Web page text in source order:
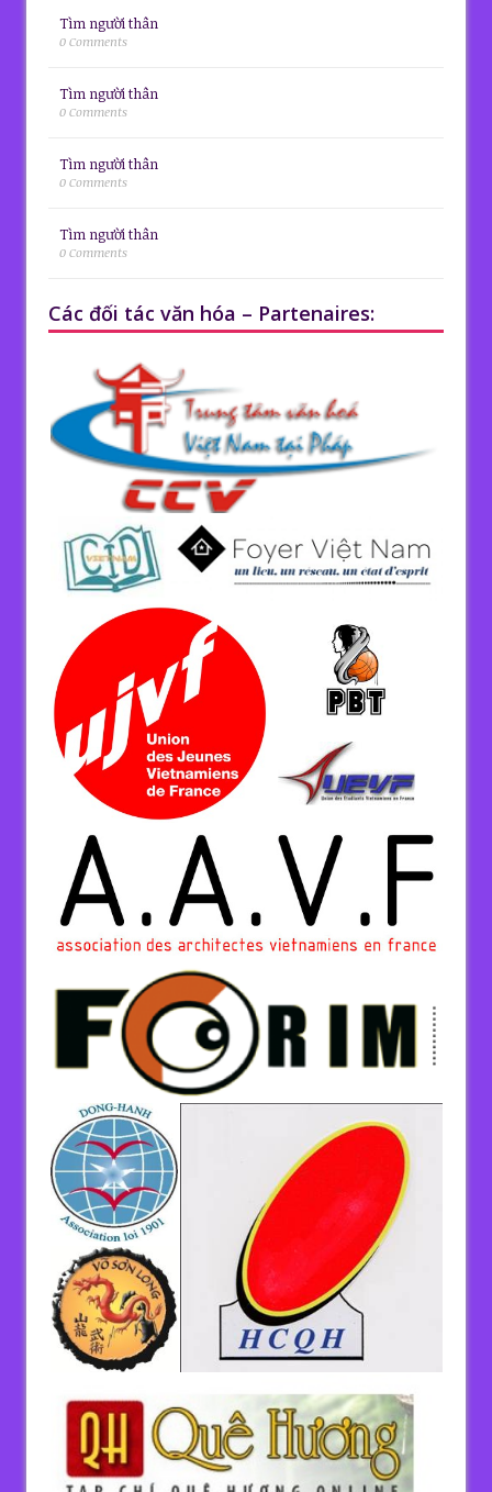
Tìm người thân
0 Comments
Tìm người thân
0 Comments
Tìm người thân
0 Comments
Tìm người thân
0 Comments
Các đối tác văn hóa – Partenaires: